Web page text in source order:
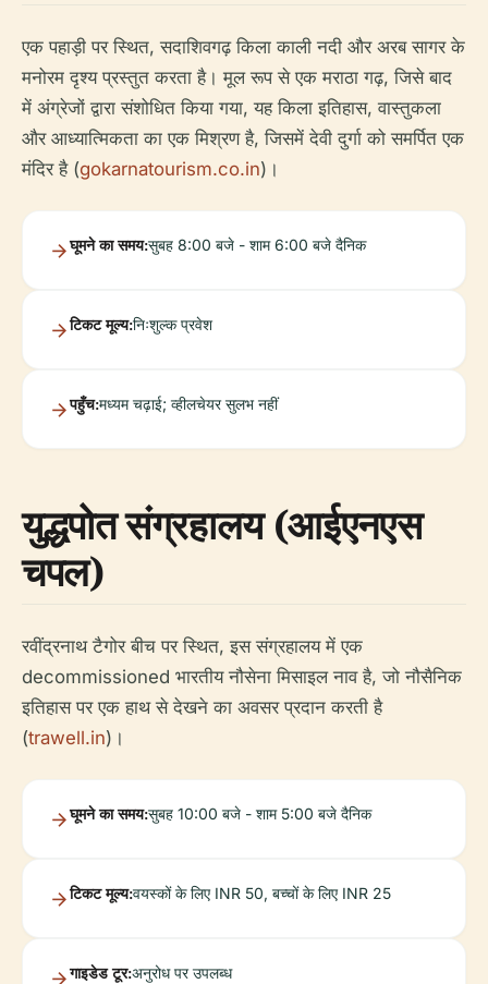
एक पहाड़ी पर स्थित, सदाशिवगढ़ किला काली नदी और अरब सागर के
मनोरम दृश्य प्रस्तुत करता है। मूल रूप से एक मराठा गढ़, जिसे बाद
में अंग्रेजों द्वारा संशोधित किया गया, यह किला इतिहास, वास्तुकला
और आध्यात्मिकता का एक मिश्रण है, जिसमें देवी दुर्गा को समर्पित एक
मंदिर है (gokarnatourism.co.in)।
घूमने का समय:सुबह 8:00 बजे - शाम 6:00 बजे दैनिक
टिकट मूल्य:निःशुल्क प्रवेश
पहुँच:मध्यम चढ़ाई; व्हीलचेयर सुलभ नहीं
युद्धपोत संग्रहालय (आईएनएस
चपल)
रवींद्रनाथ टैगोर बीच पर स्थित, इस संग्रहालय में एक
decommissioned भारतीय नौसेना मिसाइल नाव है, जो नौसैनिक
इतिहास पर एक हाथ से देखने का अवसर प्रदान करती है
(trawell.in)।
घूमने का समय:सुबह 10:00 बजे - शाम 5:00 बजे दैनिक
टिकट मूल्य:वयस्कों के लिए INR 50, बच्चों के लिए INR 25
गाइडेड टूर:अनुरोध पर उपलब्ध